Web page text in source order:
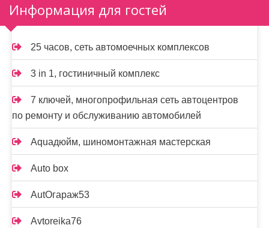
Информация для гостей
25 часов, сеть автомоечных комплексов
3 in 1, гостиничный комплекс
7 ключей, многопрофильная сеть автоцентров
по ремонту и обслуживанию автомобилей
Aquaдюйм, шиномонтажная мастерская
Auto box
AutOгараж53
Avtoreika76